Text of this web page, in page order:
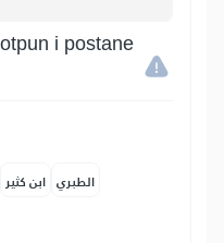
i postane
ابن كثير الطبري